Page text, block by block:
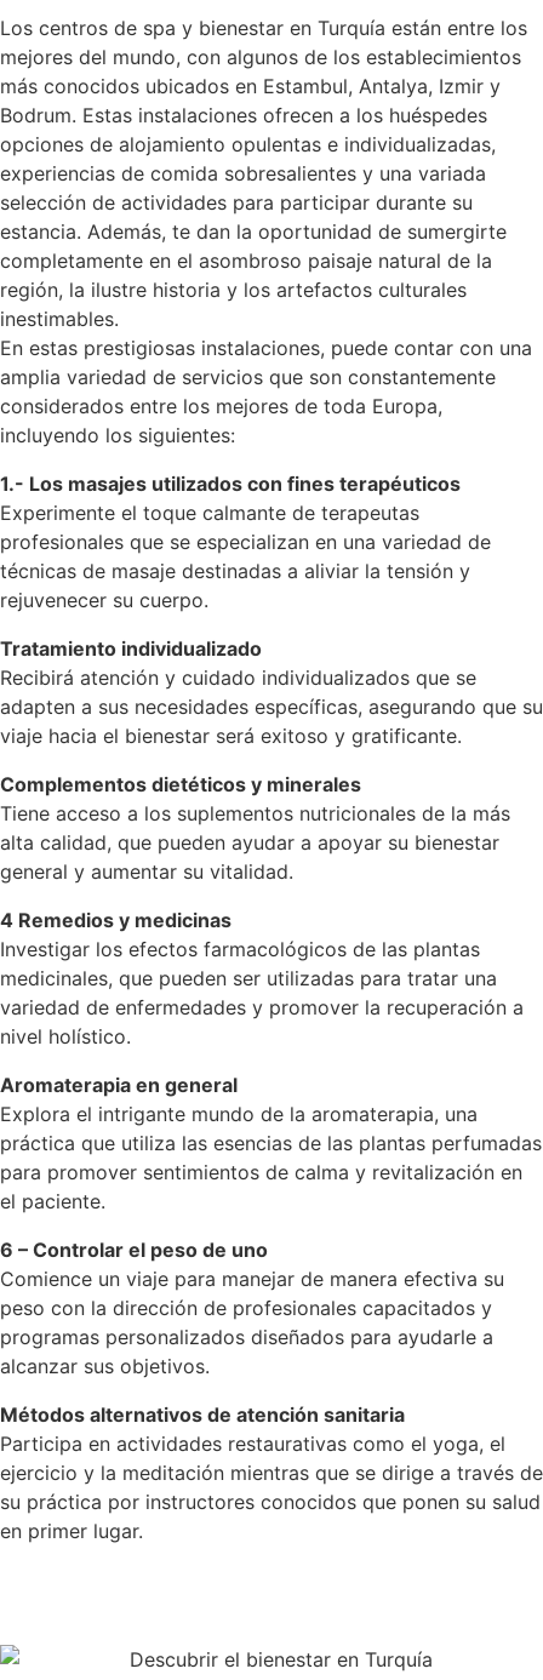
Los centros de spa y bienestar en Turquía están entre los
mejores del mundo, con algunos de los establecimientos
más conocidos ubicados en Estambul, Antalya, Izmir y
Bodrum. Estas instalaciones ofrecen a los huéspedes
opciones de alojamiento opulentas e individualizadas,
experiencias de comida sobresalientes y una variada
selección de actividades para participar durante su
estancia. Además, te dan la oportunidad de sumergirte
completamente en el asombroso paisaje natural de la
región, la ilustre historia y los artefactos culturales
inestimables.
En estas prestigiosas instalaciones, puede contar con una
amplia variedad de servicios que son constantemente
considerados entre los mejores de toda Europa,
incluyendo los siguientes:
1.- Los masajes utilizados con fines terapéuticos
Experimente el toque calmante de terapeutas
profesionales que se especializan en una variedad de
técnicas de masaje destinadas a aliviar la tensión y
rejuvenecer su cuerpo.
Tratamiento individualizado
Recibirá atención y cuidado individualizados que se
adapten a sus necesidades específicas, asegurando que su
viaje hacia el bienestar será exitoso y gratificante.
Complementos dietéticos y minerales
Tiene acceso a los suplementos nutricionales de la más
alta calidad, que pueden ayudar a apoyar su bienestar
general y aumentar su vitalidad.
4 Remedios y medicinas
Investigar los efectos farmacológicos de las plantas
medicinales, que pueden ser utilizadas para tratar una
variedad de enfermedades y promover la recuperación a
nivel holístico.
Aromaterapia en general
Explora el intrigante mundo de la aromaterapia, una
práctica que utiliza las esencias de las plantas perfumadas
para promover sentimientos de calma y revitalización en
el paciente.
6 – Controlar el peso de uno
Comience un viaje para manejar de manera efectiva su
peso con la dirección de profesionales capacitados y
programas personalizados diseñados para ayudarle a
alcanzar sus objetivos.
Métodos alternativos de atención sanitaria
Participa en actividades restaurativas como el yoga, el
ejercicio y la meditación mientras que se dirige a través de
su práctica por instructores conocidos que ponen su salud
en primer lugar.